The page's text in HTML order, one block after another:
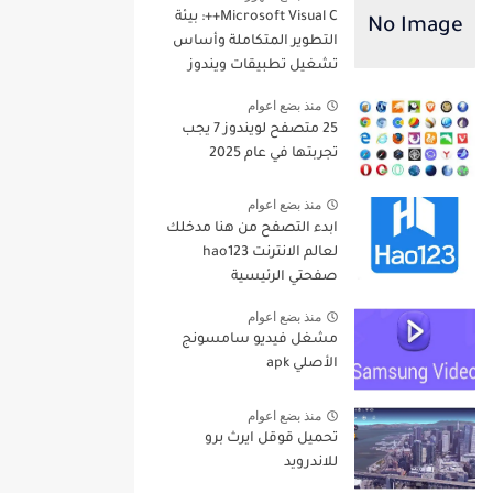
Microsoft Visual C++: بيئة
التطوير المتكاملة وأساس
تشغيل تطبيقات ويندوز
منذ بضع اعوام
25 متصفح لويندوز 7 يجب
تجربتها في عام 2025
منذ بضع اعوام
ابدء التصفح من هنا مدخلك
لعالم الانترنت hao123
صفحتي الرئيسية
منذ بضع اعوام
مشغل فيديو سامسونج
الأصلي apk
منذ بضع اعوام
تحميل قوقل ايرث برو
للاندرويد